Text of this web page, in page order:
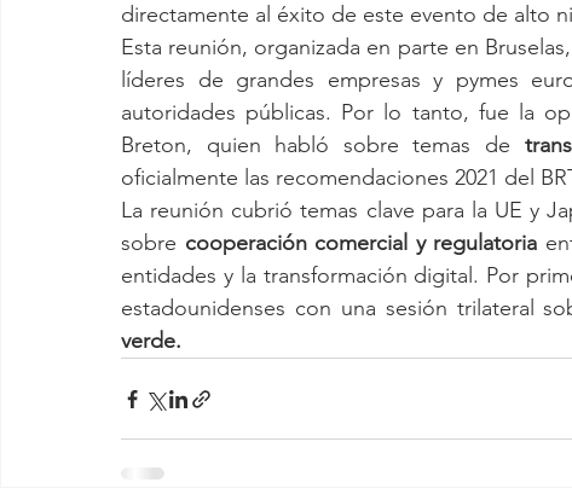
directamente al éxito de este evento de alto
Esta reunión, organizada en parte en
líderes de grandes empresas y pymes
autoridades públicas. Por lo tanto, fue la
Breton, quien habló sobre temas de
oficialmente las recomendaciones 2021 del
La reunión cubrió temas clave para la UE y
sobre cooperación comercial y regulatoria
entidades y la transformación digital. Por
estadounidenses con una sesión trilateral
verde.